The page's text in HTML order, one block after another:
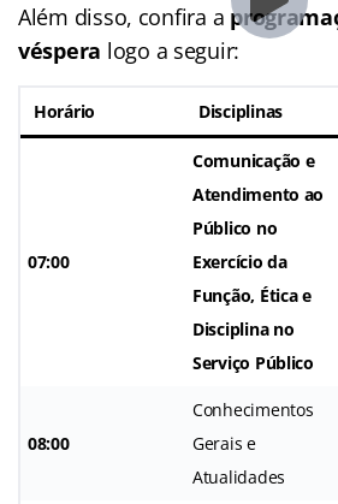
Além disso, confira a
véspera logo a seguir:
Horário Disciplinas
07:00
Comunicação e
Atendimento ao
Público no
Exercício da
Função, Ética e
Disciplina no
Serviço Público
08:00
Conhecimentos
Gerais e
Atualidades